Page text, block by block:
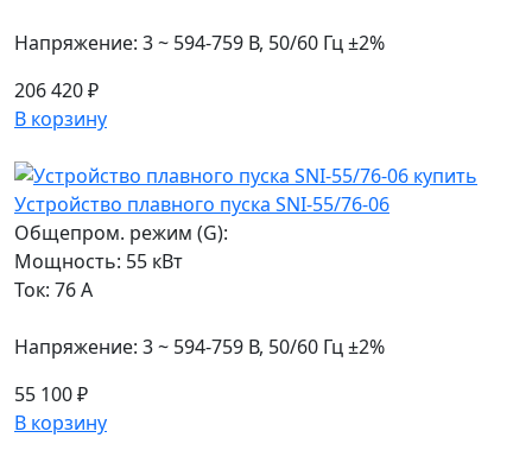
Напряжение: 3 ~ 594-759 В, 50/60 Гц ±2%
206 420 ₽
В корзину
Устройство плавного пуска SNI-55/76-06
Общепром. режим (G):
Мощность: 55 кВт
Ток: 76 А
Напряжение: 3 ~ 594-759 В, 50/60 Гц ±2%
55 100 ₽
В корзину